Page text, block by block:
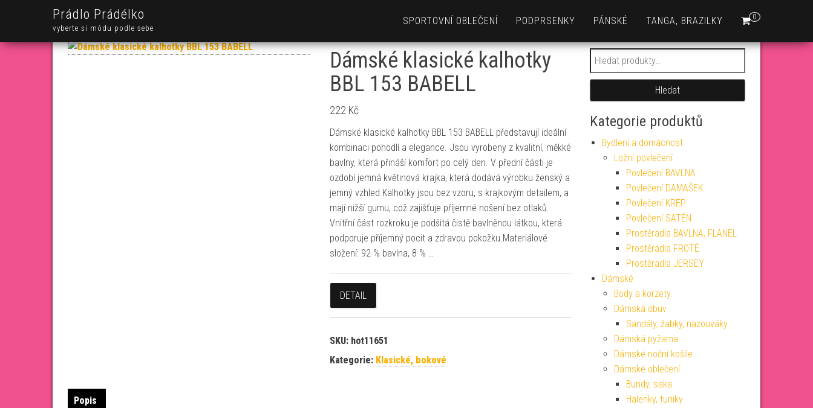
Prádlo Prádélko
vyberte si módu podle sebe
0
SPORTOVNÍ OBLEČENÍ PODPRSENKY PÁNSKÉ TANGA, BRAZILKY
Dámské klasické kalhotky
BBL 153 BABELL
222 Kč
Dámské klasické kalhotky BBL 153 BABELL představují ideální
kombinaci pohodlí a elegance. Jsou vyrobeny z kvalitní, měkké
bavlny, která přináší komfort po celý den. V přední části je
ozdobí jemná květinová krajka, která dodává výrobku ženský a
jemný vzhled.Kalhotky jsou bez vzoru, s krajkovým detailem, a
mají nižší gumu, což zajišťuje příjemné nošení bez otlaků.
Vnitřní část rozkroku je podšitá čistě bavlněnou látkou, která
podporuje příjemný pocit a zdravou pokožku.Materiálové
složení: 92 % bavlna, 8 % …
DETAIL
SKU: hot11651
Kategorie: Klasické, bokové
Popis
Hledat:
Hledat
Kategorie produktů
Bydlení a domácnost
Ložní povlečení
Povlečení BAVLNA
Povlečení DAMAŠEK
Povlečení KREP
Povlečení SATÉN
Prostěradla BAVLNA, FLANEL
Prostěradla FROTÉ
Prostěradla JERSEY
Dámské
Body a korzety
Dámská obuv
Sandály, žabky, nazouváky
Dámská pyžama
Dámské noční košile
Dámské oblečení
Bundy, saka
Halenky, tuniky